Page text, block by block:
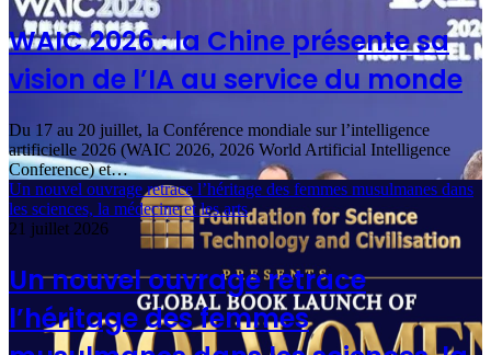
WAIC 2026 : la Chine présente sa
vision de l’IA au service du monde
Du 17 au 20 juillet, la Conférence mondiale sur l’intelligence
artificielle 2026 (WAIC 2026, 2026 World Artificial Intelligence
Conference) et…
Un nouvel ouvrage retrace l’héritage des femmes musulmanes dans
les sciences, la médecine et les arts
21 juillet 2026
Un nouvel ouvrage retrace
l’héritage des femmes